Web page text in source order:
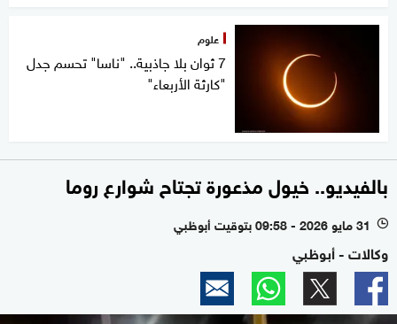
علوم
7 ثوان بلا جاذبية.. "ناسا" تحسم جدل
"كارثة الأربعاء"
بالفيديو.. خيول مذعورة تجتاح شوارع روما
l 31 مايو 2026 - 09:58 بتوقيت أبوظبي
وكالات - أبوظبي